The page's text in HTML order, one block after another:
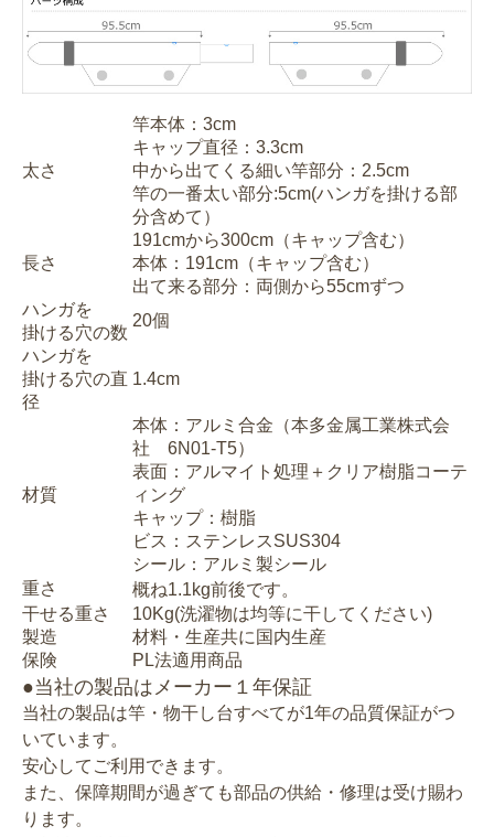
太さ
竿本体：3cm
キャップ直径：3.3cm
中から出てくる細い竿部分：2.5cm
竿の一番太い部分:5cm(ハンガを掛ける部
分含めて）
長さ
191cmから300cm（キャップ含む）
本体：191cm（キャップ含む）
出て来る部分：両側から55cmずつ
ハンガを
掛ける穴の数
20個
ハンガを
掛ける穴の直
径
1.4cm
材質
本体：アルミ合金（本多金属工業株式会
社 6N01-T5）
表面：アルマイト処理＋クリア樹脂コーテ
ィング
キャップ：樹脂
ビス：ステンレスSUS304
シール：アルミ製シール
重さ
概ね1.1kg前後です。
干せる重さ
10Kg(洗濯物は均等に干してください)
製造
材料・生産共に国内生産
保険
PL法適用商品
●当社の製品はメーカー１年保証
当社の製品は竿・物干し台すべてが1年の品質保証がつ
いています。
安心してご利用できます。
また、保障期間が過ぎても部品の供給・修理は受け賜わ
ります。